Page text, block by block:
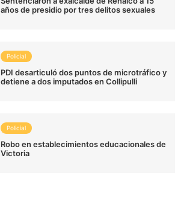
años de presidio por tres delitos sexuales
Policial
PDI desarticuló dos puntos de microtráfico y
detiene a dos imputados en Collipulli
Policial
Robo en establecimientos educacionales de
Victoria